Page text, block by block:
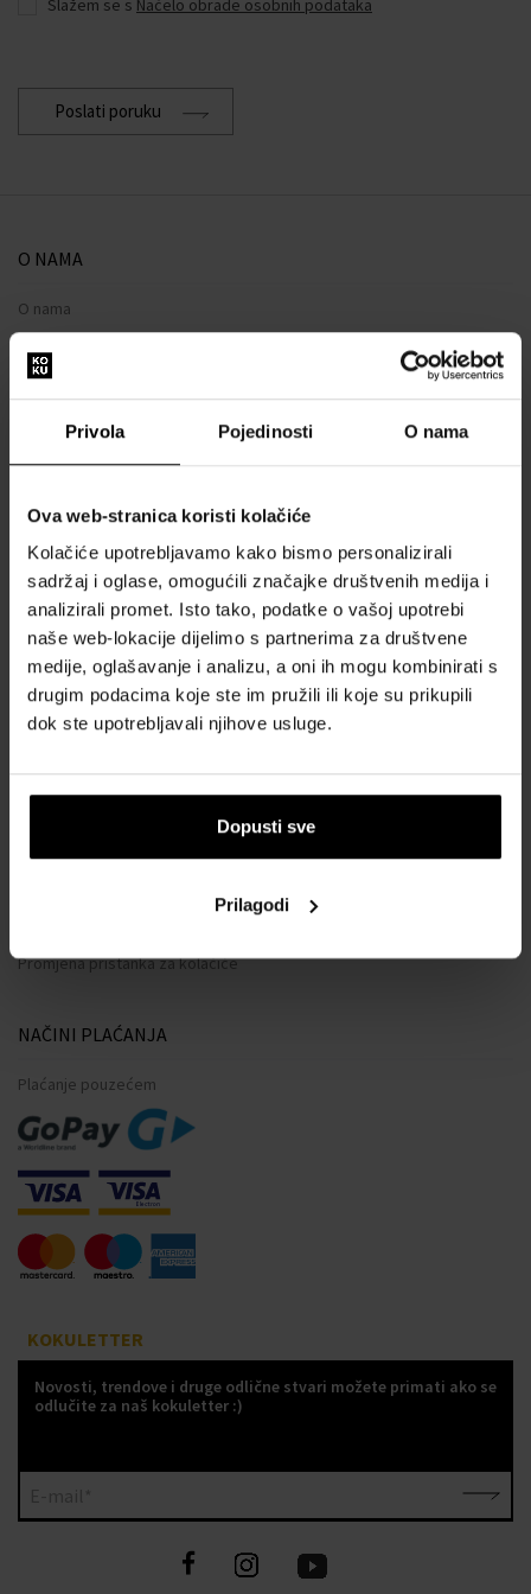
Privola Pojedinosti O nama
Ova web-stranica koristi kolačiće
Kolačiće upotrebljavamo kako bismo personalizirali
sadržaj i oglase, omogućili značajke društvenih medija i
analizirali promet. Isto tako, podatke o vašoj upotrebi
naše web-lokacije dijelimo s partnerima za društvene
medije, oglašavanje i analizu, a oni ih mogu kombinirati s
drugim podacima koje ste im pružili ili koje su prikupili
dok ste upotrebljavali njihove usluge.
Dopusti sve
Prilagodi
Slažem se s Načelo obrade osobnih podataka
Poslati poruku
O NAMA
O nama
Kontakt
Zaštita privatnosti
OBRAZAC ZA REKLAMACIJU
Način dostave
Kada ću dobiti naručenu robu?
Zašto parfemi i satovi od nas?
Samo originalna roba
Promjena pristanka za kolačiće
NAČINI PLAĆANJA
Plaćanje pouzećem
KOKULETTER
Novosti, trendove i druge odlične stvari možete primati ako se
odlučite za naš kokuletter :)